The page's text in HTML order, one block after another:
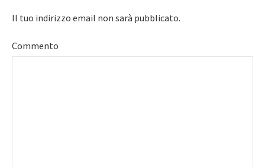
Il tuo indirizzo email non sarà pubblicato.
Commento